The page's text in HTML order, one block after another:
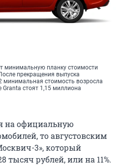
минимальную планку стоимости
прекращения выпуска
стоимость возросла
стоят 1,15 миллиона
на официальную
то августовским
3», который
тысяч рублей, или на 11%.